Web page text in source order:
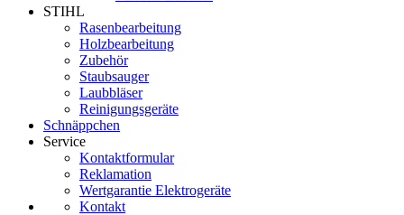
STIHL
Rasenbearbeitung
Holzbearbeitung
Zubehör
Staubsauger
Laubbläser
Reinigungsgeräte
Schnäppchen
Service
Kontaktformular
Reklamation
Wertgarantie Elektrogeräte
Kontakt